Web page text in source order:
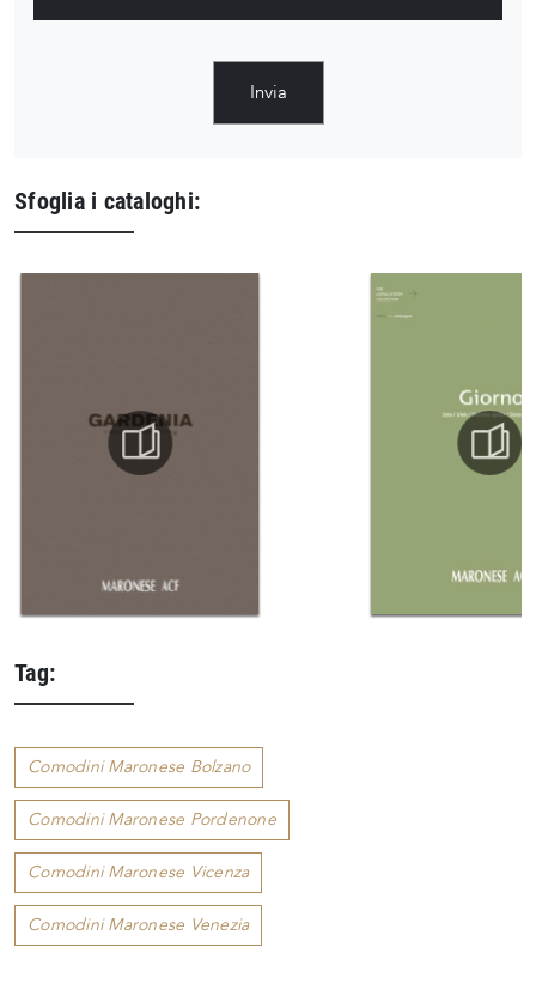
Invia
Sfoglia i cataloghi:
Tag:
Comodini Maronese Bolzano
Comodini Maronese Pordenone
Comodini Maronese Vicenza
Comodini Maronese Venezia